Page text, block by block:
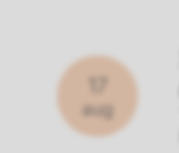
17
aug